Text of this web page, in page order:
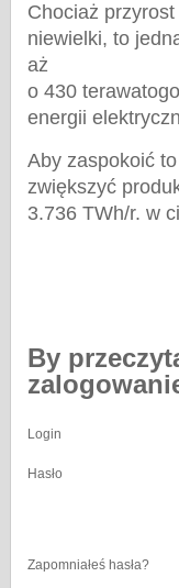
Chociaż
niewielki, to
aż
o 430
energii
Aby zaspokoić
zwiększyć
3.736 TWh/r. w
By
Login
Hasło
Zapomniałeś hasła?